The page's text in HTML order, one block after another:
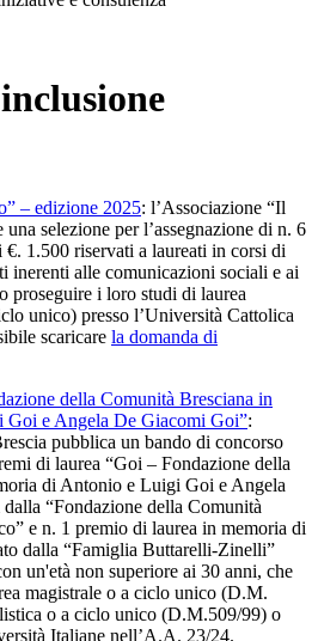
– edizione 2025: l’Associazione “Il
selezione per l’assegnazione di n. 6
1.500 riservati a laureati in corsi di
inerenti alle comunicazioni sociali e ai
proseguire i loro studi di laurea
unico) presso l’Università Cattolica
scaricare la domanda di
della Comunità Bresciana in
e Angela De Giacomi Goi”:
pubblica un bando di concorso
di laurea “Goi – Fondazione della
di Antonio e Luigi Goi e Angela
“Fondazione della Comunità
e n. 1 premio di laurea in memoria di
dalla “Famiglia Buttarelli-Zinelli”
un'età non superiore ai 30 anni, che
magistrale o a ciclo unico (D.M.
o a ciclo unico (D.M.509/99) o
Italiane nell’A.A. 23/24.